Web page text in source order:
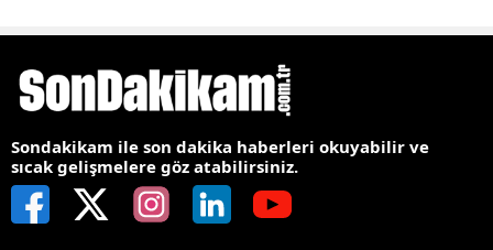
Sondakikam ile son dakika haberleri okuyabilir ve
sıcak gelişmelere göz atabilirsiniz.